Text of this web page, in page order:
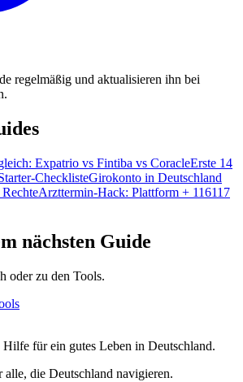
regelmäßig und aktualisieren ihn bei
Expatrio vs Fintiba vs CoracleErste 14
ChecklisteGirokonto in Deutschland
Arzttermin-Hack: Plattform + 116117
nächsten Guide
oder zu den Tools.
für ein gutes Leben in Deutschland.
die Deutschland navigieren.